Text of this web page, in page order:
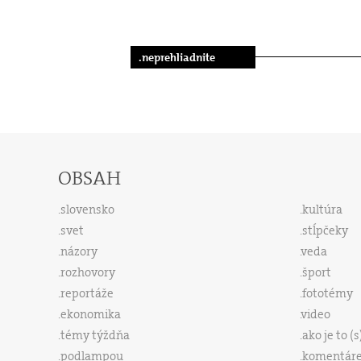
.neprehliadnite
OBSAH
slovensko
svet
názory
rozhovory
reportáže
ekonomika
témy týždňa
podlampou
kultúra
stĺpčeky
veda
šport
fototémy
video
ako je to
komentáre